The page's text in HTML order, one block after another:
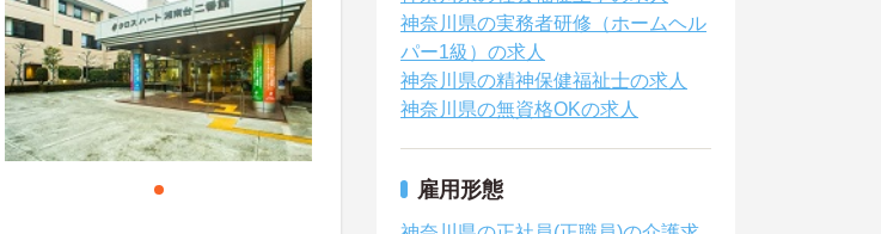
神奈川県の実務者研修（ホームヘル
パー1級）の求人
神奈川県の精神保健福祉士の求人
神奈川県の無資格OKの求人
雇用形態